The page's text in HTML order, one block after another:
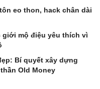
eo thon, hack chân dài
mộ điệu yêu thích vì
Bí quyết xây dựng
Old Money